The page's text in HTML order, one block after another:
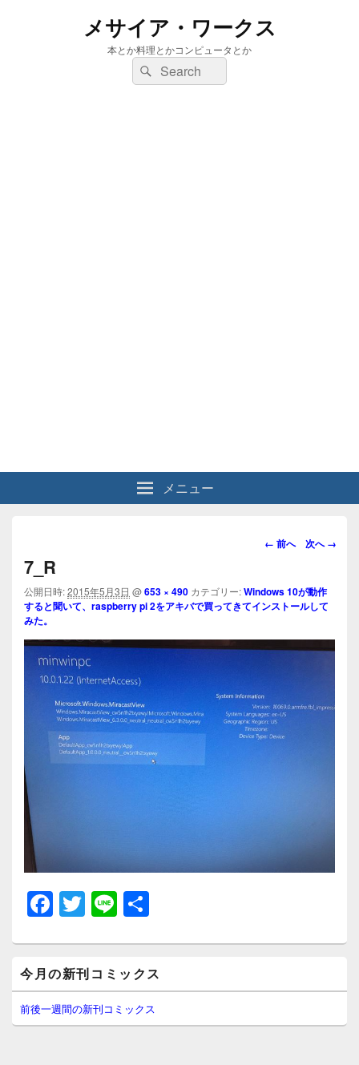
メサイア・ワークス
本とか料理とかコンピュータとか
検
索:
検
索
メニュー
画
ビ
ゲ
シ
← 前へ 次へ →
7_R
公開日時:2015年5月3日 @653 × 490 カテゴリー:Windows 10が動作
すると聞いて、raspberry pi 2をアキバで買ってきてインストールして
みた。
F
a
c
e
b
o
T
wi
tt
er
Li
n
e
イ
ン
サ
イ
今月の新刊コミックス
前後一週間の新刊コミックス